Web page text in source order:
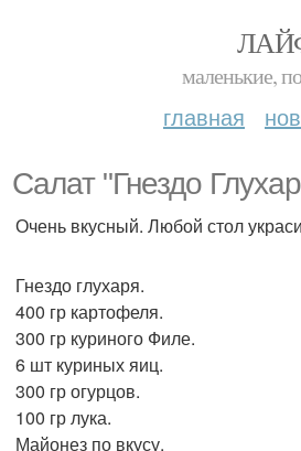
маленькие,
главная
Салат "Гнездо
Очень вкусный. Любой стол
Гнездо глухаря.
400 гр картофеля.
300 гр куриного Филе.
6 шт куриных яиц.
300 гр огурцов.
100 гр лука.
Майонез по вкусу.